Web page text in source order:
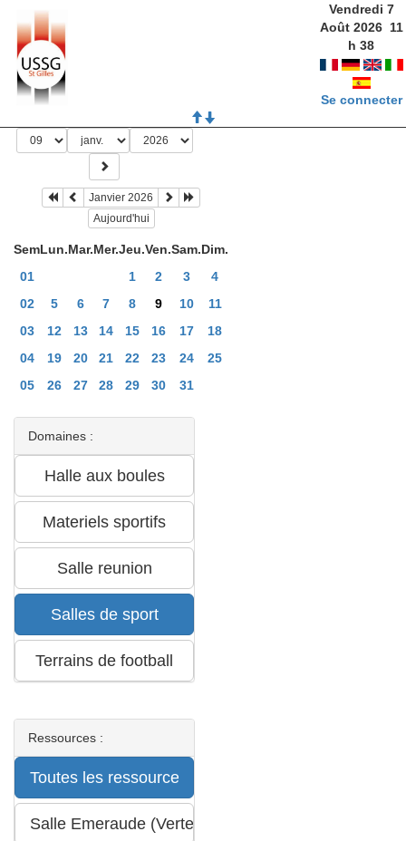
Vendredi 7
Août 2026 11
h38
Se connecter
Janvier 2026
Aujourd'hui
SemLun.Mar.Mer.Jeu.Ven.Sam.Dim.
01
1 2 3
4
02
5 6 7 8 9 10
11
03
12 13 14 15 16 17
18
04
19 20 21 22 23 24
25
05
26 27 28 29 30 31
Domaines :
Ressources :